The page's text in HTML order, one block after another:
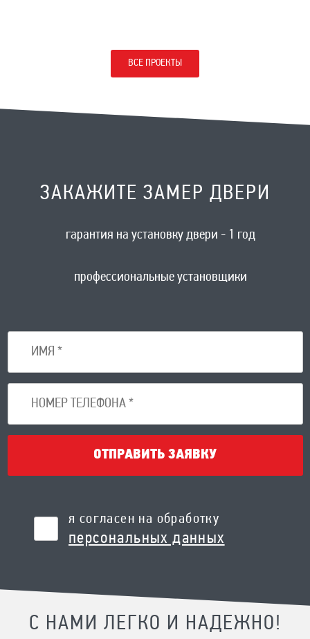
ВСЕ ПРОЕКТЫ
ЗАКАЖИТЕ ЗАМЕР ДВЕРИ
гарантия на установку двери - 1 год
профессиональные установщики
ОТПРАВИТЬ ЗАЯВКУ
я согласен на обработку
персональных данных
С НАМИ ЛЕГКО И НАДЕЖНО!